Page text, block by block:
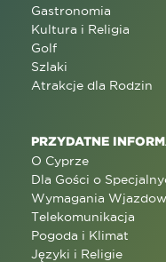
Gastronomia
Kultura i Religia
Golf
Szlaki
Atrakcje dla Rodzin
PRZYDATNE
O Cyprze
Dla Gości o
Wymagania
Telekomunikacja
Pogoda i Klimat
Języki i Religie